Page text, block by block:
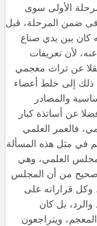
الأولى سوى
ضمن المرحلة، قبل
كان بين يدي صناع
لأن تعريفات
نقلا عن تراث معجمي
ذلك إلى خلط أعضاء
والمصادر
عن أساتذة كبار
فالعمر العلمي
في مثل هذه المسألة
العلمي، وهي
صحيح من أن المجلس
وكل قراراته على
بل كان
ويتراجعون